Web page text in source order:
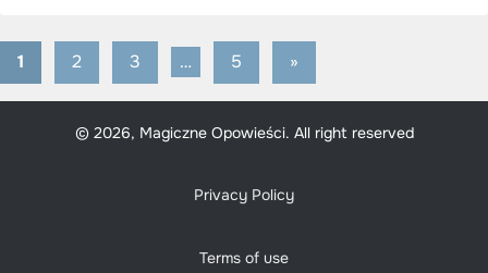
Stronicowanie
wpisów
1 2 3 … 5
Next
»
© 2026, Magiczne Opowieści. All right reserved
Privacy Policy
Terms of use